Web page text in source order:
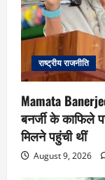
राष्ट्रीय राजनीति
Mamata
बनर्जी के काफिले
मिलने पहुंची थीं
August 9, 2026